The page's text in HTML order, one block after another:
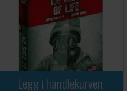
Legg i handlekurven